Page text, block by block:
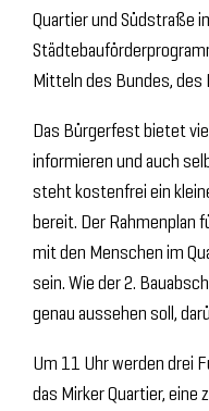
Quartier und Südstraße
Mitteln des Bundes, des
Das Bürgerfest bietet
informieren und auch
steht kostenfrei ein
bereit. Der Rahmenplan
mit den Menschen im
sein. Wie der 2.
genau aussehen soll,
Um 11 Uhr werden drei
das Mirker Quartier,